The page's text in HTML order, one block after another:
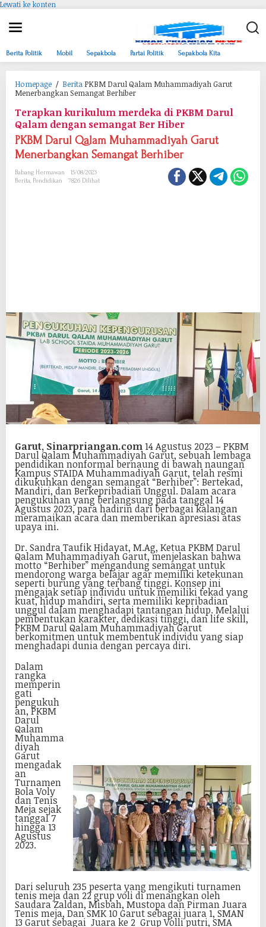
Lewati ke konten
Berita Politik Mobil Sepakbola Partai Politik Sepakbola Kita
Homepage / Berita PKBM Darul Qalam Muhammadiyah Garut
Menerbangkan Semangat Berhiber
Terapkan kurikulum merdeka di PKBM Darul
Qalam dengan semangat Ber Hiber
PKBM Darul Qalam Muhammadiyah Garut
Menerbangkan Semangat Berhiber
Babang Hermawan
15/08/2023
Berita, Pendidikan 7826 Dilihat
Garut, Sinarpriangan.com14 Agustus 2023 – PKBM
Darul Qalam Muhammadiyah Garut, sebuah lembaga
pendidikan nonformal bernaung di bawah naungan
Kampus STAIDA Muhammadiyah Garut, telah resmi
dikukuhkan dengan semangat “Berhiber”: Bertekad,
Mandiri, dan Berkepribadian Unggul. Dalam acara
pengukuhan yang berlangsung pada tanggal 14
Agustus 2023, para hadirin dari berbagai kalangan
meramaikan acara dan memberikan apresiasi atas
upaya ini.
Dr. Sandra Taufik Hidayat, M.Ag, Ketua PKBM Darul
Qalam Muhammadiyah Garut, menjelaskan bahwa
motto “Berhiber” mengandung semangat untuk
mendorong warga belajar agar memiliki ketekunan
seperti burung yang terbang tinggi. Konsep ini
mengajak setiap individu untuk memiliki tekad yang
kuat, hidup mandiri, serta memiliki kepribadian
unggul dalam menghadapi tantangan hidup. Melalui
pembentukan karakter, dedikasi tinggi, dan life skill,
PKBM Darul Qalam Muhammadiyah Garut
berkomitmen untuk membentuk individu yang siap
menghadapi dunia dengan percaya diri.
Dalam
rangka
memperin
gati
pengukuh
an, PKBM
Darul
Qalam
Muhamma
diyah
Garut
mengadak
an
Turnamen
Bola Voly
dan Tenis
Meja sejak
tanggal 7
hingga 13
Agustus
2023.
Dari seluruh 235 peserta yang mengikuti turnamen
tenis meja dan 22 grup voli di menangkan oleh
Saudara Zaldan, Misbah, Mustopa dan Pirman Juara
Tenis meja, Dan SMK 10 Garut sebagai juara 1, SMAN
13 Garut sebagai Juara ke 2 Grup Volli putri, SMA